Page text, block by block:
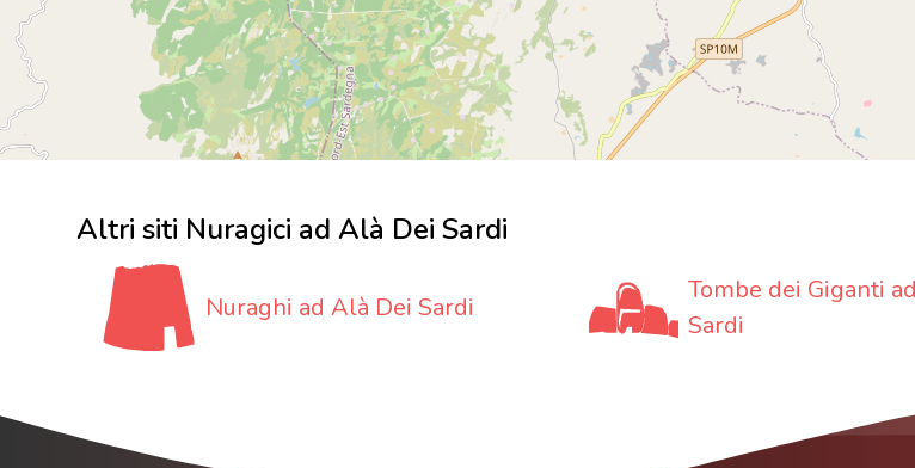
Altri siti Nuragici ad Alà Dei Sardi
Nuraghi ad Alà Dei Sardi
Tombe dei Giganti
Sardi